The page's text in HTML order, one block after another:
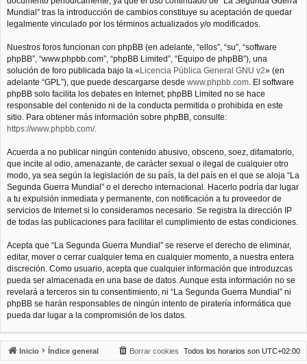
Mundial” tras la introducción de cambios constituye su aceptación de quedar
legalmente vinculado por los términos actualizados y/o modificados.
Nuestros foros funcionan con phpBB (en adelante, “ellos”, “su”, “software
phpBB”, “www.phpbb.com”, “phpBB Limited”, “Equipo de phpBB”), una
solución de foro publicada bajo la «Licencia Pública General GNU v2» (en
adelante “GPL”), que puede descargarse desde www.phpbb.com. El software
phpBB solo facilita los debates en Internet; phpBB Limited no se hace
responsable del contenido ni de la conducta permitida o prohibida en este
sitio. Para obtener más información sobre phpBB, consulte:
https://www.phpbb.com/.
Acuerda a no publicar ningún contenido abusivo, obsceno, soez, difamatorio,
que incite al odio, amenazante, de carácter sexual o ilegal de cualquier otro
modo, ya sea según la legislación de su país, la del país en el que se aloja “La
Segunda Guerra Mundial” o el derecho internacional. Hacerlo podría dar lugar
a tu expulsión inmediata y permanente, con notificación a tu proveedor de
servicios de Internet si lo consideramos necesario. Se registra la dirección IP
de todas las publicaciones para facilitar el cumplimiento de estas condiciones.
Acepta que “La Segunda Guerra Mundial” se reserve el derecho de eliminar,
editar, mover o cerrar cualquier tema en cualquier momento, a nuestra entera
discreción. Como usuario, acepta que cualquier información que introduzcas
pueda ser almacenada en una base de datos. Aunque esta información no se
revelará a terceros sin tu consentimiento, ni “La Segunda Guerra Mundial” ni
phpBB se harán responsables de ningún intento de piratería informática que
pueda dar lugar a la compromisión de los datos.
Inicio Índice general Todos los horarios son UTC+02:00
Borrar cookies